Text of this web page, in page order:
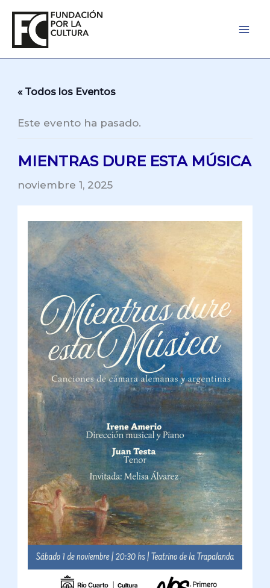
contenido
« Todos los Eventos
Este evento ha pasado.
MIENTRAS DURE ESTA MÚSICA
noviembre 1, 2025